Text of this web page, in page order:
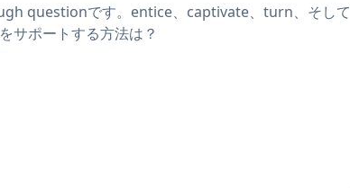
questionです。entice、captivate、turn、そして
サポートする方法は？